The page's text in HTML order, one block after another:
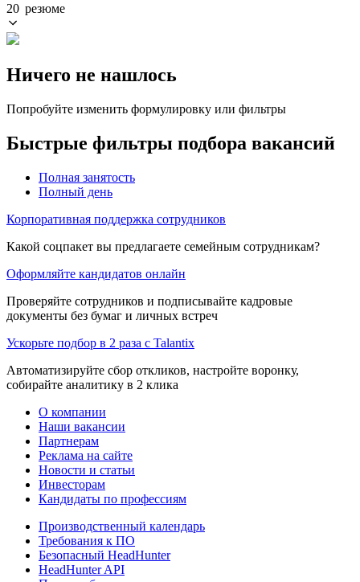
20 резюме
Ничего не нашлось
Попробуйте изменить формулировку или фильтры
Быстрые фильтры подбора вакансий
Полная занятость
Полный день
Корпоративная поддержка сотрудников
Какой соцпакет вы предлагаете семейным сотрудникам?
Оформляйте кандидатов онлайн
Проверяйте сотрудников и подписывайте кадровые
документы без бумаг и личных встреч
Ускорьте подбор в 2 раза с Talantix
Автоматизируйте сбор откликов, настройте воронку,
собирайте аналитику в 2 клика
О компании
Наши вакансии
Партнерам
Реклама на сайте
Новости и статьи
Инвесторам
Кандидаты по профессиям
Производственный календарь
Требования к ПО
Безопасный HeadHunter
HeadHunter API